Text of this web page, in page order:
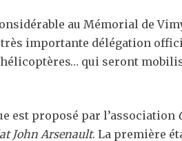
au Mémorial de
importante délégation
qui seront
est proposé par l’association
John Arsenault. La première